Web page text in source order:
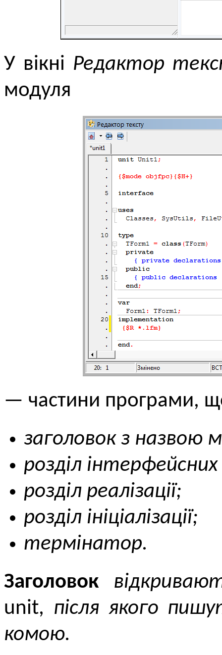
У вікні Редактор
модуля
— частини програми,
заголовок з назвою
розділ
розділ реалізації;
розділ ініціалізації;
термінатор.
Заголовок
unit, після якого
комою.